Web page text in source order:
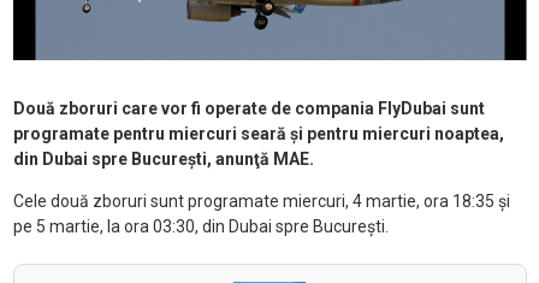
Două zboruri care vor fi operate de compania FlyDubai sunt
programate pentru miercuri seară și pentru miercuri noaptea,
din Dubai spre București, anunţă MAE.
Cele două zboruri sunt programate miercuri, 4 martie, ora 18:35 și
pe 5 martie, la ora 03:30, din Dubai spre București.